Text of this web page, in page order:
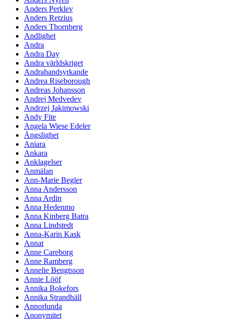
Anders Perklev
Anders Retzius
Anders Thornberg
Andlighet
Andra
Andra Day
Andra världskriget
Andrahandsyrkande
Andrea Riseborough
Andreas Johansson
Andrej Medvedev
Andrzej Jakimowski
Andy Fite
Angela Wiese Edeler
Ängslighet
Aniara
Ankara
Anklagelser
Anmälan
Ann-Marie Begler
Anna Andersson
Anna Ardin
Anna Hedenmo
Anna Kinberg Batra
Anna Lindstedt
Anna-Karin Kask
Annat
Anne Careborg
Anne Ramberg
Annelie Bengtsson
Annie Lööf
Annika Bokefors
Annika Strandhäll
Annorlunda
Anonymitet